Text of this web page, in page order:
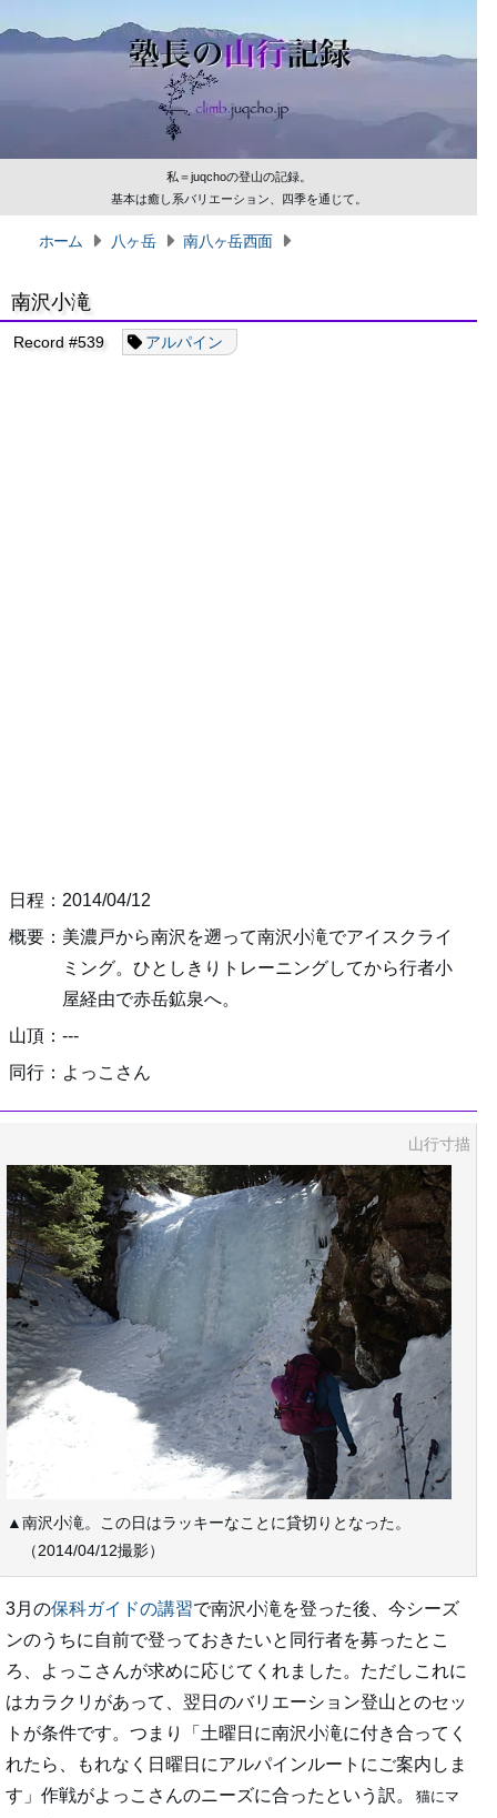
私＝juqchoの登山の記録。
基本は癒し系バリエーション、四季を通じて。
ホーム 八ヶ岳 南八ヶ岳西面
南沢小滝
Record #539 アルパイン
日程：2014/04/12
概要：美濃戸から南沢を遡って南沢小滝でアイスクライ
ミング。ひとしきりトレーニングしてから行者小
屋経由で赤岳鉱泉へ。
山頂：---
同行：よっこさん
山行寸描
▲南沢小滝。この日はラッキーなことに貸切りとなった。
（2014/04/12撮影）
3月の保科ガイドの講習で南沢小滝を登った後、今シーズ
ンのうちに自前で登っておきたいと同行者を募ったとこ
ろ、よっこさんが求めに応じてくれました。ただしこれに
はカラクリがあって、翌日のバリエーション登山とのセッ
トが条件です。つまり「土曜日に南沢小滝に付き合ってく
れたら、もれなく日曜日にアルパインルートにご案内しま
す」作戦がよっこさんのニーズに合ったという訳。
猫にマ